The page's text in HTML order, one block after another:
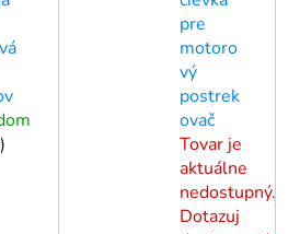
)
pre
motoro
vý
postrek
ovač
Tovar je
aktuálne
nedostupný.
Dotazuj